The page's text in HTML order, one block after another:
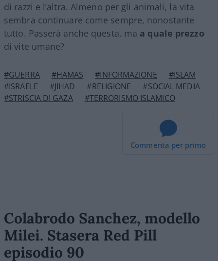
di razzi e l’altra. Almeno per gli animali, la vita
sembra continuare come sempre, nonostante
tutto. Passerà anche questa, ma a quale prezzo
di vite umane?
#GUERRA #HAMAS #INFORMAZIONE
#ISLAM
#ISRAELE
#JIHAD #RELIGIONE
#SOCIAL MEDIA
#STRISCIA DI GAZA
#TERRORISMO ISLAMICO
Commenta per primo
Colabrodo Sanchez, modello
Milei. Stasera Red Pill
episodio 90